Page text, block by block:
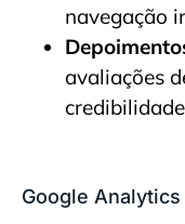
navegação
avaliações
Google Analytics